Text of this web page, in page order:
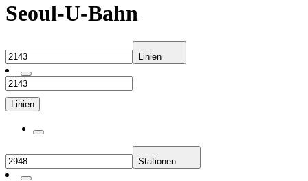
Seoul-U-Bahn
Linien
Linien
Stationen